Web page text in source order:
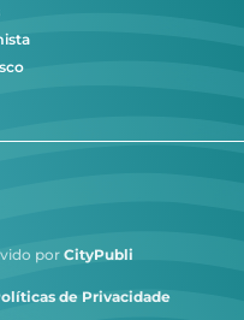
por CityPubli
de Privacidade